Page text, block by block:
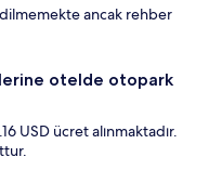
ancak rehber
otelde otopark
USD ücret alınmaktadır.